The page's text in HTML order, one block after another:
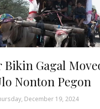
Bikin Gagal
Nonton Pegon
December 19, 2024